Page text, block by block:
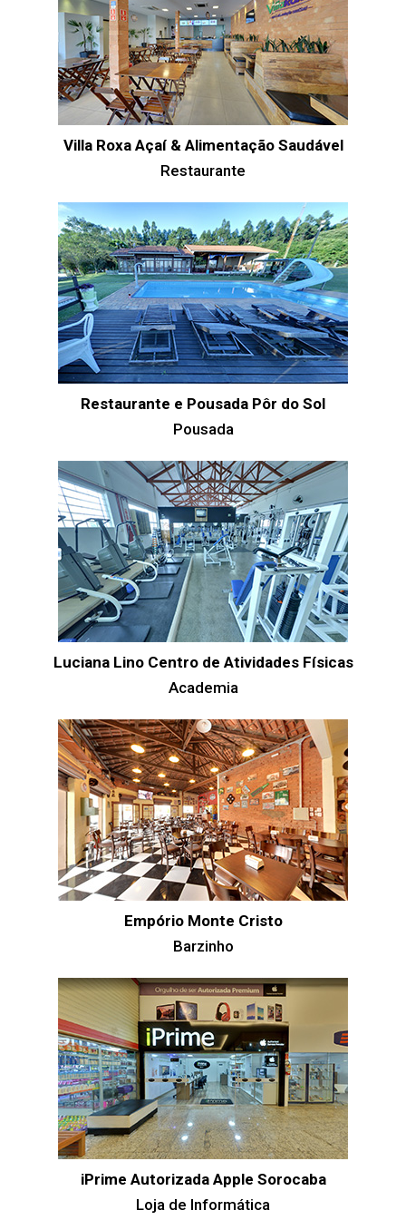
Villa Roxa Açaí & Alimentação Saudável
Restaurante
Restaurante e Pousada Pôr do Sol
Pousada
Luciana Lino Centro de Atividades Físicas
Academia
Empório Monte Cristo
Barzinho
iPrime Autorizada Apple Sorocaba
Loja de Informática